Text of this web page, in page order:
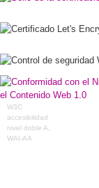
W3C
accesibilidad
nivel doble A,
WAI-AA